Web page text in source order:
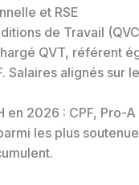
et RSE
de Travail
QVT, référent
Salaires alignés sur
en 2026 : CPF, Pro-A
les plus